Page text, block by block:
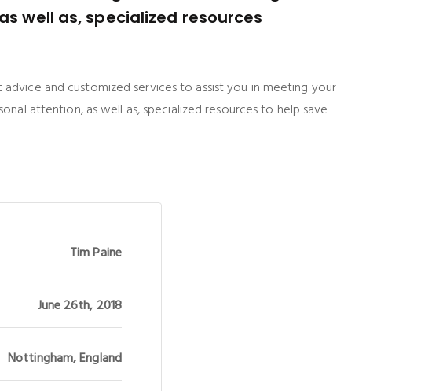
well as, specialized resources
and customized services to assist you in meeting your
attention, as well as, specialized resources to help save
Tim Paine
June 26th, 2018
Nottingham, England